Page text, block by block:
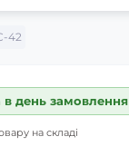
42
в день замовлення
на складі